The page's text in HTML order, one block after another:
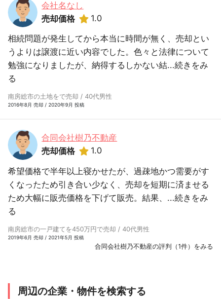
会社名なし
売却価格
1.0
相続問題が発生してから本当に時間が無く、売却とい
うよりは譲渡に近い内容でした。色々と法律について
勉強になりましたが、納得するしかない結...続きをみ
る
南房総市の土地をで売却 / 40代男性
2016年8月 売却 / 2020年9月 投稿
合同会社樹乃不動産
売却価格
1.0
希望価格で半年以上寝かせたが、過疎地かつ需要がす
くなったため引き合い少なく、売却を短期に済ませる
ため大幅に販売価格を下げて販売。結果、...続きをみ
る
南房総市の一戸建てを450万円で売却 / 40代男性
2019年6月 売却 / 2021年5月 投稿
合同会社樹乃不動産の評判（1件）をみる
周辺の企業・物件を検索する